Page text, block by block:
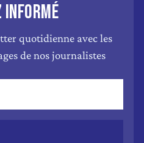
INFORMÉ
quotidienne avec les
de nos journalistes